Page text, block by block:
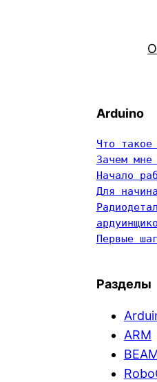
Arduino
Что
Зачем
Начало
Для
Первые
Разделы
ARM